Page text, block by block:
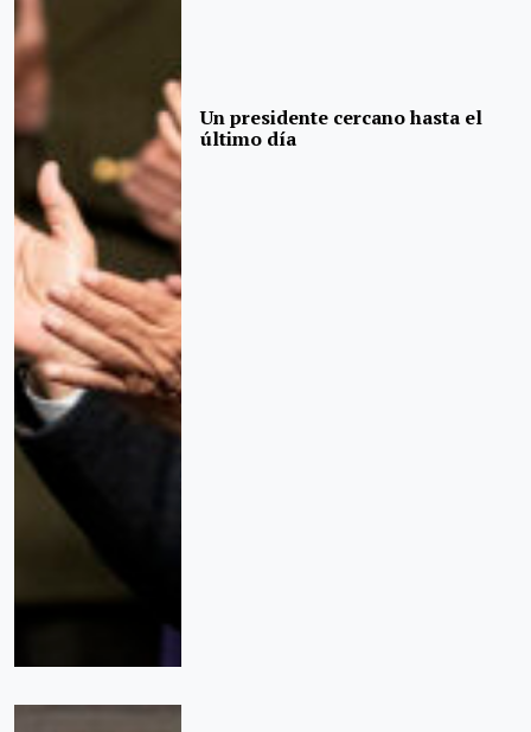
Un presidente cercano hasta el
último día